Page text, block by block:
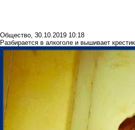
Общество, 30.10.2019 10:18
Разбирается в алкоголе и вышивает